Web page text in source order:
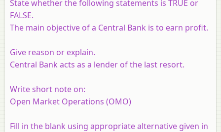
State whether the following statements is TRUE or
FALSE.
The main objective of a Central Bank is to earn profit.
Give reason or explain.
Central Bank acts as a lender of the last resort.
Write short note on:
Open Market Operations (OMO)
Fill in the blank using appropriate alternative given in